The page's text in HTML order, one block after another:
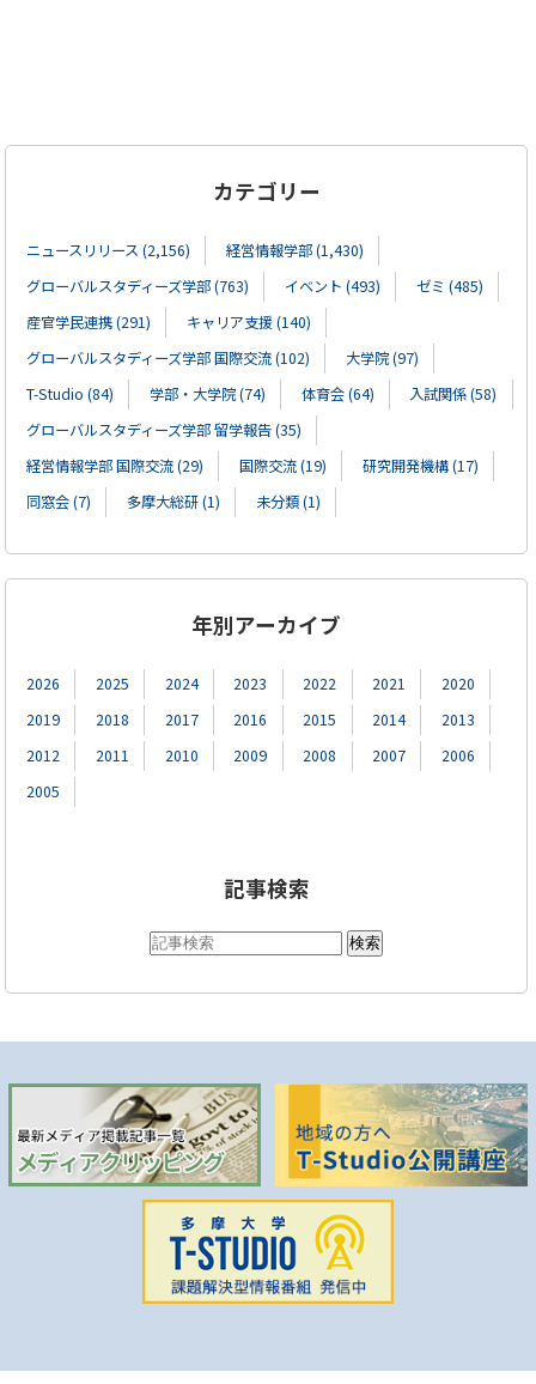
カテゴリー
ニュースリリース (2,156)
経営情報学部 (1,430)
グローバルスタディーズ学部 (763)
イベント (493)
ゼミ (485)
産官学民連携 (291)
キャリア支援 (140)
グローバルスタディーズ学部 国際交流 (102)
大学院 (97)
T-Studio (84)
学部・大学院 (74) 体育会 (64)
入試関係 (58)
グローバルスタディーズ学部 留学報告 (35)
経営情報学部 国際交流 (29)
国際交流 (19)
研究開発機構 (17)
同窓会 (7)
多摩大総研 (1) 未分類 (1)
年別アーカイブ
2026 2025 2024 2023 2022 2021
2020
2019
2018 2017 2016 2015 2014
2013
2012
2011 2010 2009 2008 2007
2006
2005
記事検索